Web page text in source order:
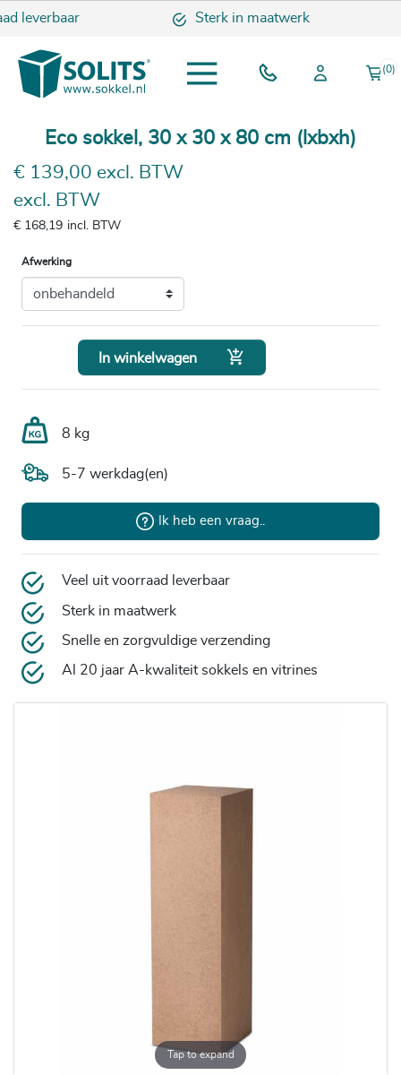
leverbaar Sterk in maatwerk
(0)
Tap to expand
Eco sokkel, 30 x 30 x 80 cm (lxbxh)
€ 139,00 excl. BTW
excl. BTW
€ 168,19 incl. BTW
Afwerking
In winkelwagen 
8 kg
5-7 werkdag(en)
Ik heb een vraag..
Veel uit voorraad leverbaar
Sterk in maatwerk
Snelle en zorgvuldige verzending
Al 20 jaar A-kwaliteit sokkels en vitrines